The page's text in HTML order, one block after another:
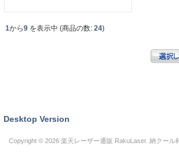
1から9 を表示中 (商品の数: 24)
Desktop Version
Copyright © 2026 楽天レーザー通販 RakuLaser. 納クール